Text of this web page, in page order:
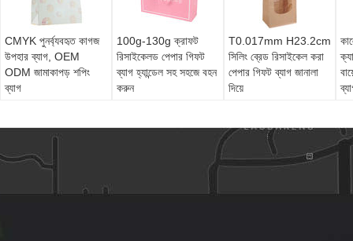
CMYK পুনর্ব্যবহৃত কাগজ
উপহার ব্যাগ, OEM
ODM জামাকাপড় শপিং
ব্যাগ
100g-130g ক্রাফট
রিসাইকেলড পেপার গিফট
ব্যাগ হ্যান্ডেল সহ সহজে বহন
করুন
T0.017mm H23.2cm
সিলিং ব্রেড রিসাইকেল করা
পেপার গিফট ব্যাগ জানালা
দিয়ে